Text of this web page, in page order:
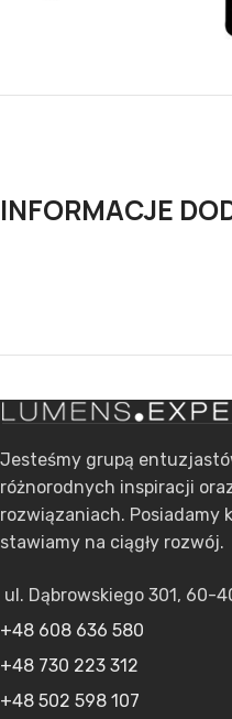
INFORMACJE
Jesteśmy grupą
różnorodnych inspiracji
rozwiązaniach. Posiadamy
stawiamy na ciągły rozwój.
ul. Dąbrowskiego 301, 60-
+48 608 636 580
+48 730 223 312
+48 502 598 107